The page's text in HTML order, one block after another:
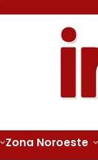
Zona Noroeste